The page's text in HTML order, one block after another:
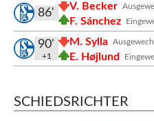
V. Becker
F. Sánchez
86'
M. Sylla
E. Højlund
90'
+1
SCHIEDSRICHTER